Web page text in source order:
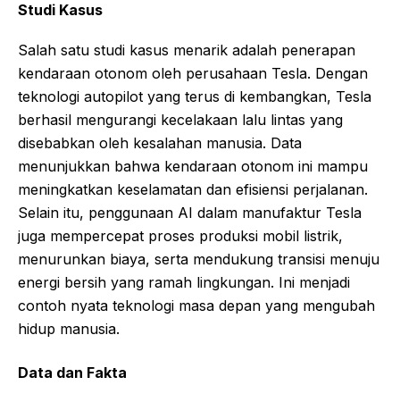
Studi Kasus
Salah satu studi kasus menarik adalah penerapan
kendaraan otonom oleh perusahaan Tesla. Dengan
teknologi autopilot yang terus di kembangkan, Tesla
berhasil mengurangi kecelakaan lalu lintas yang
disebabkan oleh kesalahan manusia. Data
menunjukkan bahwa kendaraan otonom ini mampu
meningkatkan keselamatan dan efisiensi perjalanan.
Selain itu, penggunaan AI dalam manufaktur Tesla
juga mempercepat proses produksi mobil listrik,
menurunkan biaya, serta mendukung transisi menuju
energi bersih yang ramah lingkungan. Ini menjadi
contoh nyata teknologi masa depan yang mengubah
hidup manusia.
Data dan Fakta